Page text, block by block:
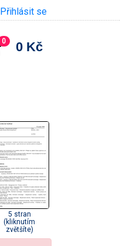
Přihlásit se
0 0 Kč
5 stran
(kliknutím
zvětšíte)